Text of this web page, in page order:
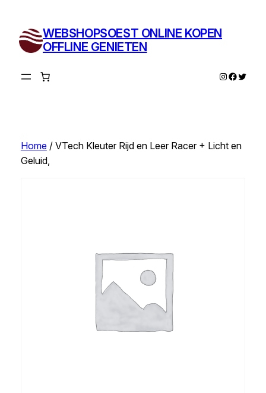
inhoud
WEBSHOPSOEST ONLINE KOPEN
OFFLINE GENIETEN
Instagram
Twitter
Home/ VTech Kleuter Rijd en Leer Racer + Licht en
Geluid,